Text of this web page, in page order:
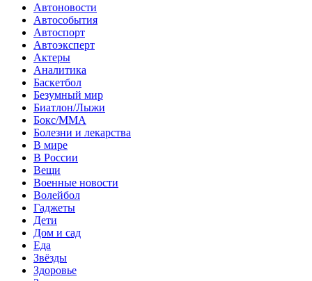
Автоновости
Автособытия
Автоспорт
Автоэксперт
Актеры
Аналитика
Баскетбол
Безумный мир
Биатлон/Лыжи
Бокс/MMA
Болезни и лекарства
В мире
В России
Вещи
Военные новости
Волейбол
Гаджеты
Дети
Дом и сад
Еда
Звёзды
Здоровье